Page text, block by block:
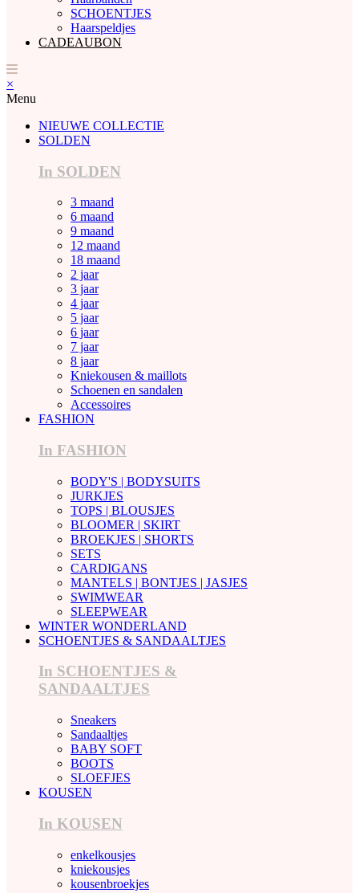
SCHOENTJES
Haarspeldjes
CADEAUBON
×
Menu
NIEUWE COLLECTIE
SOLDEN
In SOLDEN
3 maand
6 maand
9 maand
12 maand
18 maand
2 jaar
3 jaar
4 jaar
5 jaar
6 jaar
7 jaar
8 jaar
Kniekousen & maillots
Schoenen en sandalen
Accessoires
FASHION
In FASHION
BODY'S | BODYSUITS
JURKJES
TOPS | BLOUSJES
BLOOMER | SKIRT
BROEKJES | SHORTS
SETS
CARDIGANS
MANTELS | BONTJES | JASJES
SWIMWEAR
SLEEPWEAR
WINTER WONDERLAND
SCHOENTJES & SANDAALTJES
In SCHOENTJES &
SANDAALTJES
Sneakers
Sandaaltjes
BABY SOFT
BOOTS
SLOEFJES
KOUSEN
In KOUSEN
enkelkousjes
kniekousjes
kousenbroekjes